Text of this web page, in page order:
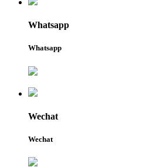
Whatsapp
Whatsapp
Wechat
Wechat